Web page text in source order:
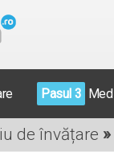
Pasul 3
de învățare »